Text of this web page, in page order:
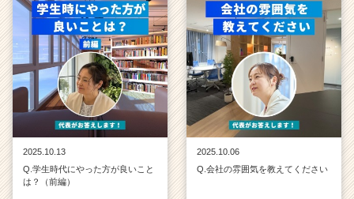
2025.10.13
Q.学生時代にやった方が良いこと
は？（前編）
2025.10.06
Q.会社の雰囲気を教えてください